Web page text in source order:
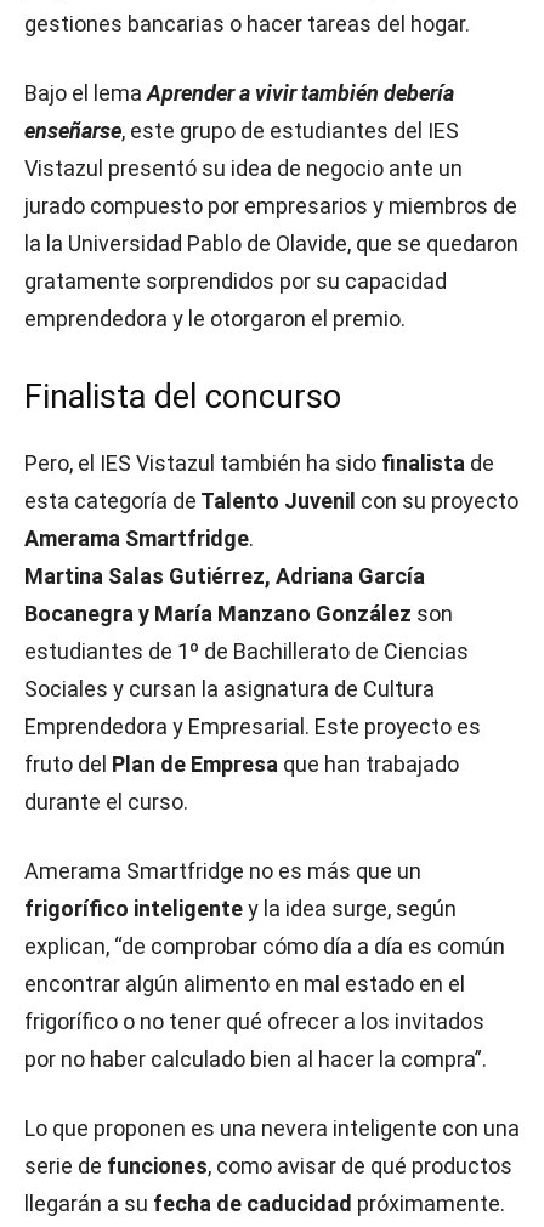
gestiones bancarias o hacer tareas del hogar.
Bajo el lemaAprender a vivir también debería
enseñarse, este grupo de estudiantes del IES
Vistazul presentó su idea de negocio ante un
jurado compuesto por empresarios y miembros de
la la Universidad Pablo de Olavide, que se quedaron
gratamente sorprendidos por su capacidad
emprendedora y le otorgaron el premio.
Finalista del concurso
Pero, el IES Vistazul también ha sido finalista de
esta categoría de Talento Juvenil con su proyecto
Amerama Smartfridge.
Martina Salas Gutiérrez, Adriana García
Bocanegra y María Manzano González son
estudiantes de 1º de Bachillerato de Ciencias
Sociales y cursan la asignatura de Cultura
Emprendedora y Empresarial. Este proyecto es
fruto del Plan de Empresa que han trabajado
durante el curso.
Amerama Smartfridge no es más que un
frigorífico inteligentey la idea surge, según
explican, “de comprobar cómo día a día es común
encontrar algún alimento en mal estado en el
frigorífico o no tener qué ofrecer a los invitados
por no haber calculado bien al hacer la compra”.
Lo que proponen es una nevera inteligente con una
serie de funciones, como avisar de qué productos
llegarán a su fecha de caducidad próximamente.